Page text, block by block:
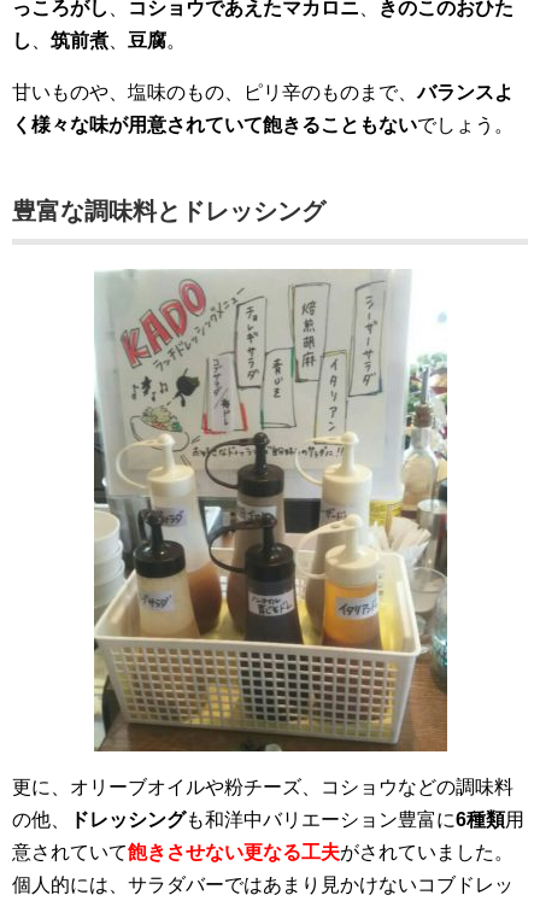
っころがし
コショウであえたマカロニ
きのこのおひた
し
筑前煮 豆腐。
甘いものや、塩味のもの、ピリ辛のものまで、バランスよ
く様々な味が用意されていて飽きることもないでしょう。
豊富な調味料とドレッシング
更に、オリーブオイルや粉チーズ、コショウなどの調味料
の他、
ドレッシングも和洋中バリエーション豊富に6種類用
意されていて飽きさせない更なる工夫がされていました。
個人的には、サラダバーではあまり見かけないコブドレッ